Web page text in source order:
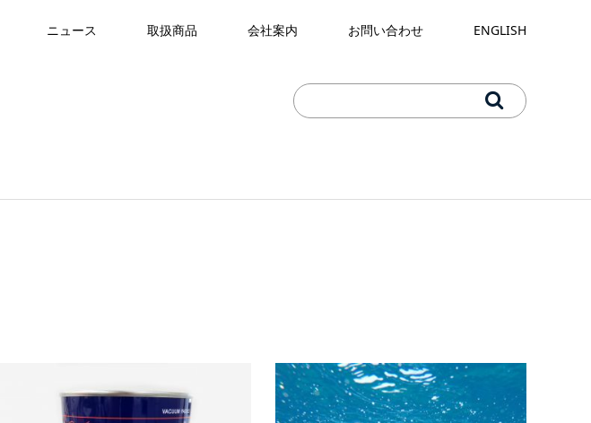
ニュース 取扱商品 会社案内 お問い合わせ ENGLISH
生物餌料
アルテミア